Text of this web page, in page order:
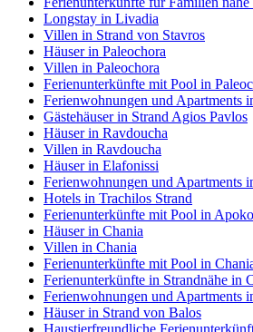
Longstay in Livadia
Villen in Strand von Stavros
Häuser in Paleochora
Villen in Paleochora
Ferienunterkünfte mit Pool in
Ferienwohnungen und Apartments
Gästehäuser in Strand Agios Pavlos
Häuser in Ravdoucha
Villen in Ravdoucha
Häuser in Elafonissi
Ferienwohnungen und Apartments
Hotels in Trachilos Strand
Ferienunterkünfte mit Pool in
Häuser in Chania
Villen in Chania
Ferienunterkünfte mit Pool in
Ferienunterkünfte in Strandnähe in
Ferienwohnungen und Apartments
Häuser in Strand von Balos
Haustierfreundliche